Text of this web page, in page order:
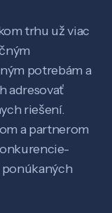
trhu už viac
potrebám a
adresovať
riešení.
a partnerom